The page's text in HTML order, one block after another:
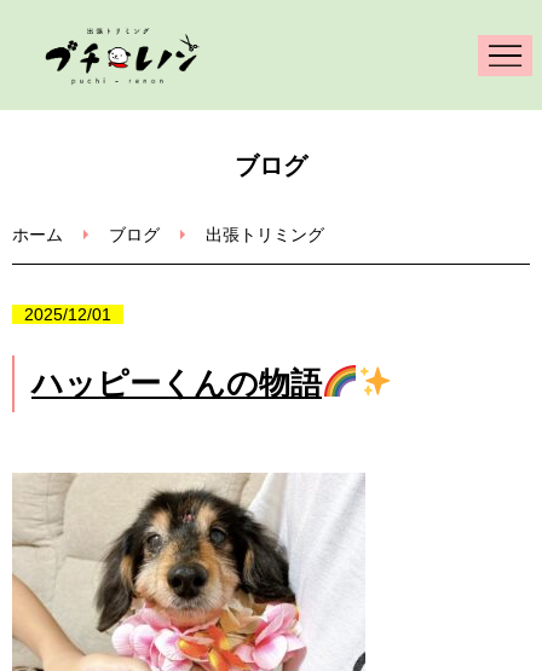
ご依頼・問合せ
ブログ
ホーム ブログ 出張トリミング
2025/12/01
ハッピーくんの物語